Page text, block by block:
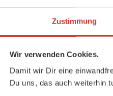
Zustimmung
Wir verwenden Cookies.
Damit wir Dir eine
Du uns, das auch weiterhin
den